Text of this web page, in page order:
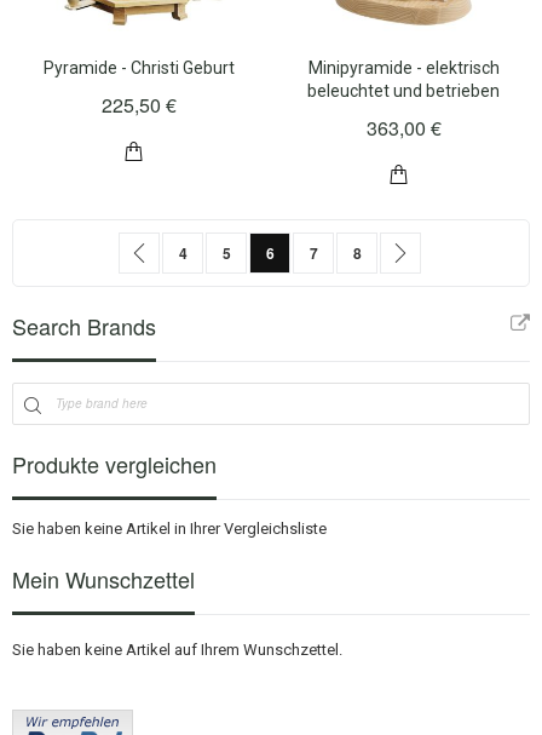
Pyramide - Christi Geburt
225,50 €
Minipyramide - elektrisch
beleuchtet und betrieben
363,00 €
Seite Seite
Zurück
Seite
4 Seite
5 Sie lesen gerade Seite
6 Seite
7 Seite
8
Search Brands
Produkte vergleichen
Sie haben keine Artikel in Ihrer Vergleichsliste
Mein Wunschzettel
Sie haben keine Artikel auf Ihrem Wunschzettel.